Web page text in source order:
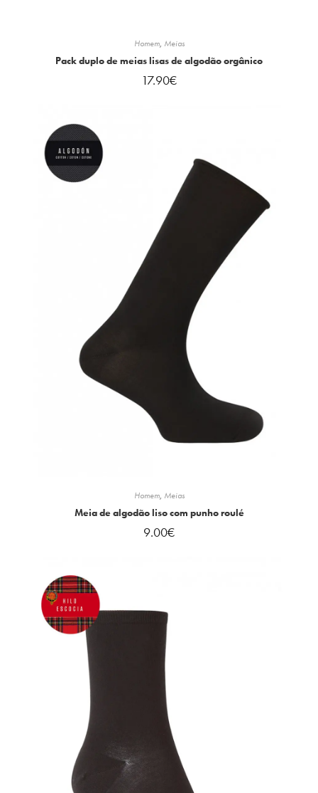
Homem, Meias
Pack duplo de meias lisas de algodão orgânico
17.90€
Homem, Meias
Meia de algodão liso com punho roulé
9.00€